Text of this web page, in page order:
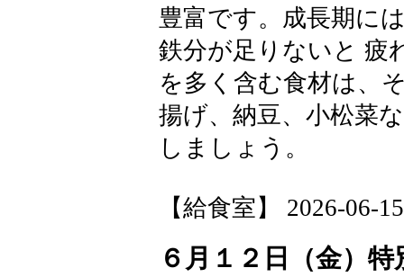
豊富です。成長期に
鉄分が足りないと 疲
を多く含む食材は、
揚げ、納豆、小松菜
しましょう。
【給食室】 2026-06-
６月１２日（金）